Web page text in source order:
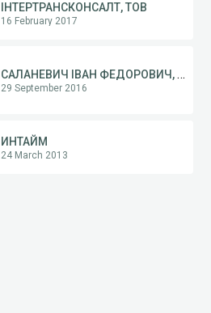
ІНТЕРТРАНСКОНСАЛТ, ТОВ
16 February 2017
САЛАНЕВИЧ ІВАН ФЕДОРОВИЧ, ФОП
29 September 2016
ИНТАЙМ
24 March 2013